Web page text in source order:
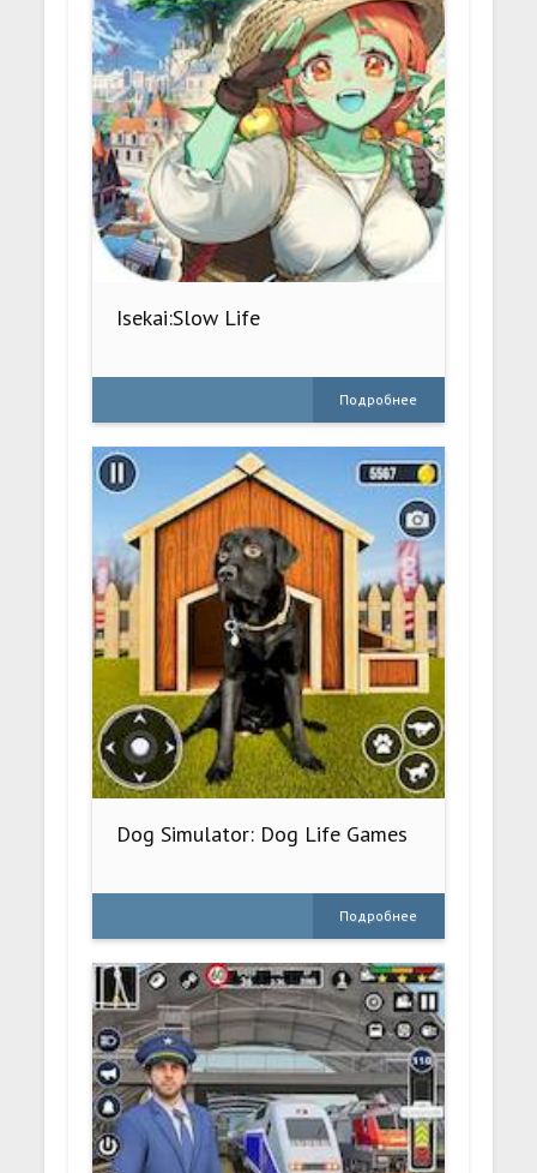
Isekai:Slow Life
Подробнее
Dog Simulator: Dog Life Games
Подробнее